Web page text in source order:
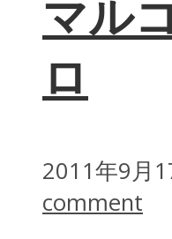
マル
ロ
2011年9月
comment